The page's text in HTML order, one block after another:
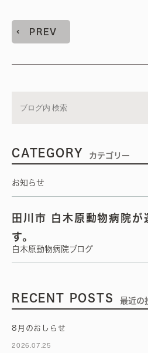
PREV
CATEGORY カテゴリー
お知らせ
田川市 白木原動物病院が
す。
白木原動物病院ブログ
RECENT POSTS 最近の
8月のおしらせ
2026.07.25